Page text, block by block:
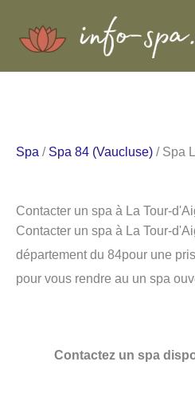
Spa / Spa 84 (Vaucluse) / Spa
Contacter un spa à La Tour-
Contacter un spa à La Tour-
département du 84pour une
pour vous rendre au un spa
Contactez un spa